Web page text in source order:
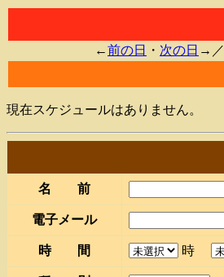
←前の日 ・ 次の日 →／
現在スケジュールはありません。
名 前
電子メール
時 間 時